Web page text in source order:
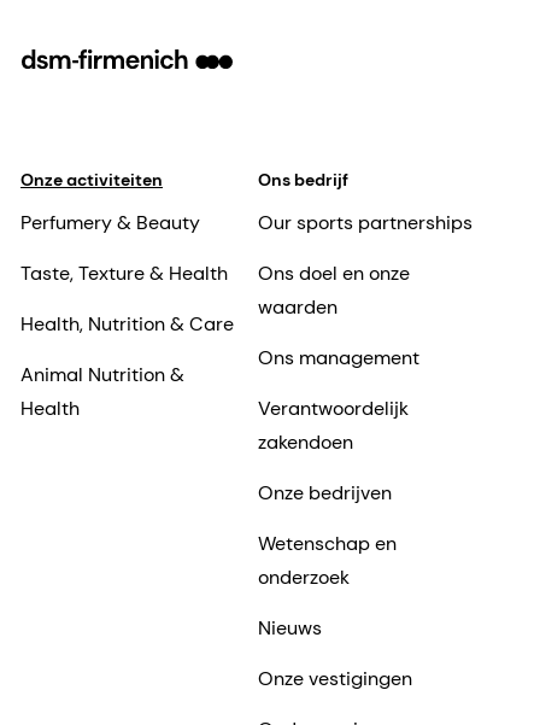
Onze activiteiten
Perfumery & Beauty
Taste, Texture & Health
Health, Nutrition & Care
Animal Nutrition &
Health
Ons bedrijf
Our sports partnerships
Ons doel en onze
waarden
Ons management
Verantwoordelijk
zakendoen
Onze bedrijven
Wetenschap en
onderzoek
Nieuws
Onze vestigingen